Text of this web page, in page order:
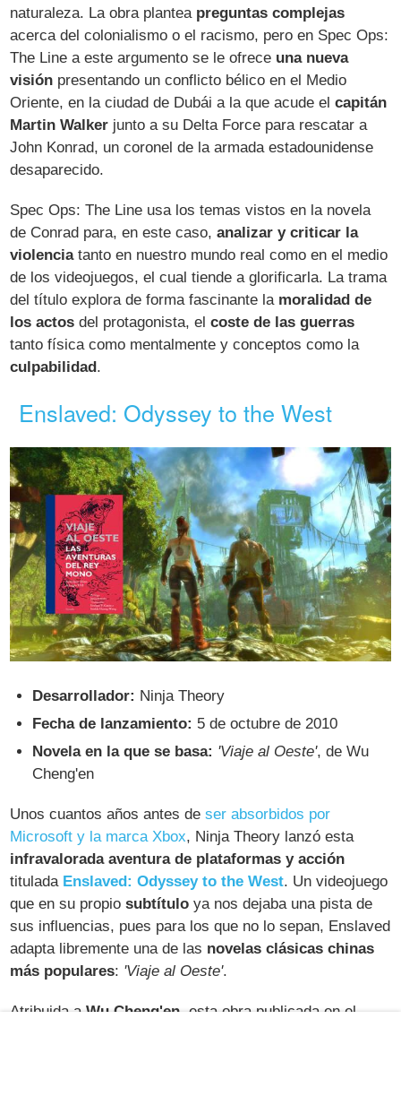
naturaleza. La obra plantea preguntas complejas
acerca del colonialismo o el racismo, pero en Spec Ops:
The Line a este argumento se le ofrece una nueva
visión presentando un conflicto bélico en el Medio
Oriente, en la ciudad de Dubái a la que acude elcapitán
Martin Walker junto a su Delta Force para rescatar a
John Konrad, un coronel de la armada estadounidense
desaparecido.
Spec Ops: The Line usa los temas vistos en la novela
de Conrad para, en este caso,analizar y criticar la
violenciatanto en nuestro mundo real como en el medio
de los videojuegos, el cual tiende a glorificarla. La trama
del título explora de forma fascinante la moralidad de
los actos del protagonista, elcoste de las guerras
tanto física como mentalmente y conceptos como la
culpabilidad.
Enslaved: Odyssey to the West
Desarrollador: Ninja Theory
Fecha de lanzamiento: 5 de octubre de 2010
Novela en la que se basa: 'Viaje al Oeste', de Wu
Cheng'en
Unos cuantos años antes deser absorbidos por
Microsoft y la marca Xbox, Ninja Theory lanzó esta
infravalorada aventura de plataformas y acción
titulada Enslaved: Odyssey to the West. Un videojuego
que en su propiosubtítulo ya nos dejaba una pista de
sus influencias, pues para los que no lo sepan, Enslaved
adapta libremente una de las novelas clásicas chinas
más populares: 'Viaje al Oeste'.
Atribuida aWu Cheng'en , esta obra publicada en el